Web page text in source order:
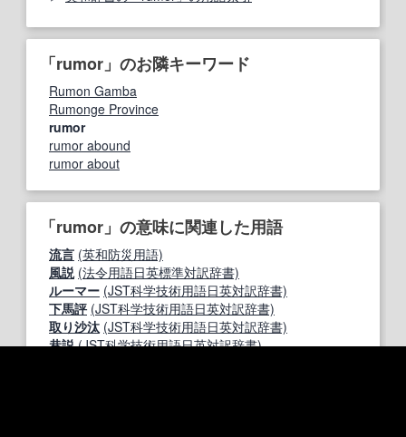
「rumor」のお隣キーワード
Rumon Gamba
Rumonge Province
rumor
rumor abound
rumor about
「rumor」の意味に関連した用語
流言 (英和防災用語)
風説 (法令用語日英標準対訳辞書)
ルーマー (JST科学技術用語日英対訳辞書)
下馬評 (JST科学技術用語日英対訳辞書)
取り沙汰 (JST科学技術用語日英対訳辞書)
巷説 (JST科学技術用語日英対訳辞書)